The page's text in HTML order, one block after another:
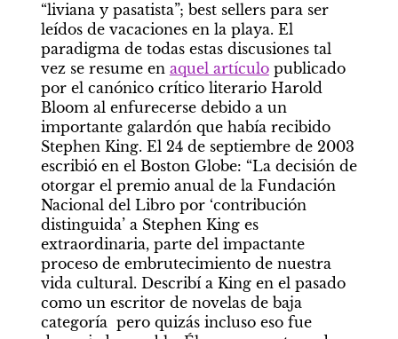
“liviana y pasatista”; best sellers para ser
leídos de vacaciones en la playa. El
paradigma de todas estas discusiones tal
vez se resume en aquel artículo publicado
por el canónico crítico literario Harold
Bloom al enfurecerse debido a un
importante galardón que había recibido
Stephen King. El 24 de septiembre de 2003
escribió en el Boston Globe: “La decisión de
otorgar el premio anual de la Fundación
Nacional del Libro por ‘contribución
distinguida’ a Stephen King es
extraordinaria, parte del impactante
proceso de embrutecimiento de nuestra
vida cultural. Describí a King en el pasado
como un escritor de novelas de baja
categoría  pero quizás incluso eso fue